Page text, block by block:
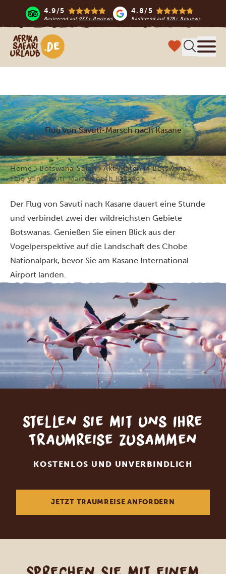
4.9/5
Basierend auf 933+ Reviews
4.8/5
Basierend auf 578+ Reviews
Afrika Safari Urlaub
Flug von Savuti-Marsch nach Kasane
Home Botswana-Safari
Aktivitäten in Botswana
Flug von Savuti-Marsch nach Kasane
Der Flug von Savuti nach Kasane dauert eine Stunde
und verbindet zwei der wildreichsten Gebiete
Botswanas. Genießen Sie einen Blick aus der
Vogelperspektive auf die Landschaft des Chobe
Nationalpark, bevor Sie am Kasane International
Airport landen.
Stellen Sie mit uns Ihre
Traumreise zusammen
KOSTENLOS UND UNVERBINDLICH
JETZT TRAUMREISE ANFORDERN